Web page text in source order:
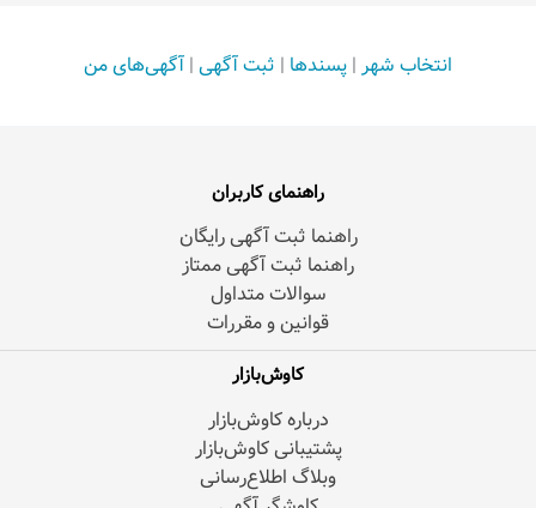
انتخاب شهر | پسندها | ثبت آگهی | آگهی‌های من
راهنمای کاربران
راهنما ثبت آگهی رایگان
راهنما ثبت آگهی ممتاز
سوالات متداول
قوانین و مقررات
کاوش‌بازار
درباره کاوش‌بازار
پشتیبانی کاوش‌بازار
وبلاگ اطلاع‌رسانی